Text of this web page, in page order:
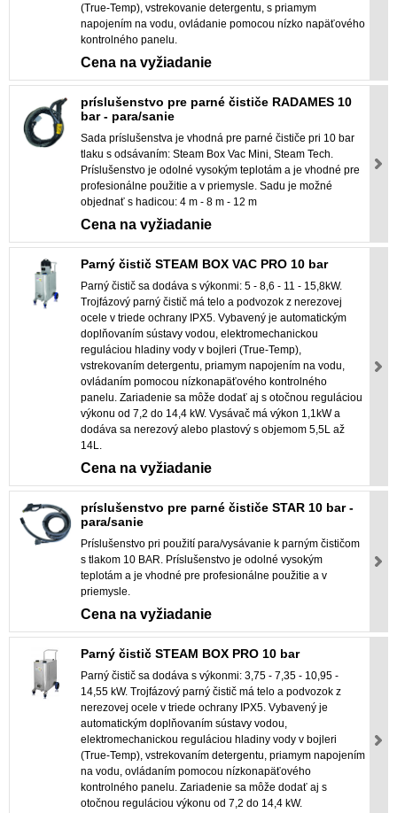
(True-Temp), vstrekovanie detergentu, s priamym
napojením na vodu, ovládanie pomocou nízko napäťového
kontrolného panelu.
Cena na vyžiadanie
príslušenstvo pre parné čističe RADAMES 10
bar - para/sanie
Sada príslušenstva je vhodná pre parné čističe pri 10 bar
tlaku s odsávaním: Steam Box Vac Mini, Steam Tech.
Príslušenstvo je odolné vysokým teplotám a je vhodné pre
profesionálne použitie a v priemysle. Sadu je možné
objednať s hadicou: 4 m - 8 m - 12 m
Cena na vyžiadanie
Parný čistič STEAM BOX VAC PRO 10 bar
Parný čistič sa dodáva s výkonmi: 5 - 8,6 - 11 - 15,8kW.
Trojfázový parný čistič má telo a podvozok z nerezovej
ocele v triede ochrany IPX5. Vybavený je automatickým
doplňovaním sústavy vodou, elektromechanickou
reguláciou hladiny vody v bojleri (True-Temp),
vstrekovaním detergentu, priamym napojením na vodu,
ovládaním pomocou nízkonapäťového kontrolného
panelu. Zariadenie sa môže dodať aj s otočnou reguláciou
výkonu od 7,2 do 14,4 kW. Vysávač má výkon 1,1kW a
dodáva sa nerezový alebo plastový s objemom 5,5L až
14L.
Cena na vyžiadanie
príslušenstvo pre parné čističe STAR 10 bar -
para/sanie
Príslušenstvo pri použití para/vysávanie k parným čističom
s tlakom 10 BAR. Príslušenstvo je odolné vysokým
teplotám a je vhodné pre profesionálne použitie a v
priemysle.
Cena na vyžiadanie
Parný čistič STEAM BOX PRO 10 bar
Parný čistič sa dodáva s výkonmi: 3,75 - 7,35 - 10,95 -
14,55 kW. Trojfázový parný čistič má telo a podvozok z
nerezovej ocele v triede ochrany IPX5. Vybavený je
automatickým doplňovaním sústavy vodou,
elektromechanickou reguláciou hladiny vody v bojleri
(True-Temp), vstrekovaním detergentu, priamym napojením
na vodu, ovládaním pomocou nízkonapäťového
kontrolného panelu. Zariadenie sa môže dodať aj s
otočnou reguláciou výkonu od 7,2 do 14,4 kW.